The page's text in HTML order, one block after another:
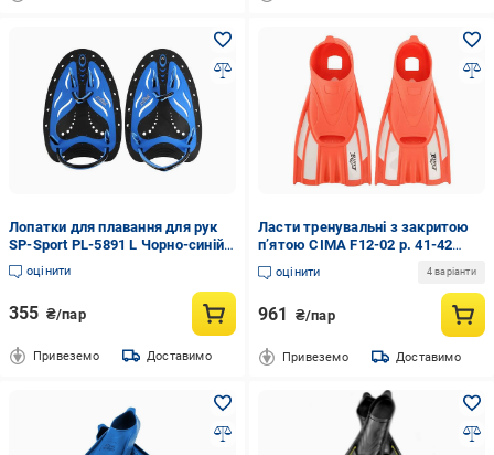
Лопатки для плавання для рук
SP-Sport PL-5891 L Чорно-синій
(34167979)
оцінити
355 ₴/пар
Привеземо Доставимо
Ласти тренувальні з закритою
п’ятою CIMA F12-02 р. 41-42
Червоний (34087895)
оцінити 4 варіанти
961 ₴/пар
Привеземо Доставимо